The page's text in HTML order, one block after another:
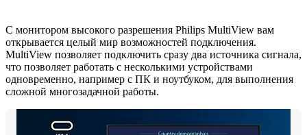
С монитором высокого разрешения Philips MultiView вам
открывается целый мир возможностей подключения.
MultiView позволяет подключить сразу два источника сигнала,
что позволяет работать с несколькими устройствами
одновременно, например с ПК и ноутбуком, для выполнения
сложной многозадачной работы.